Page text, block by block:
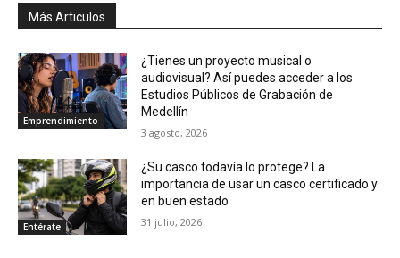
Más Articulos
Emprendimiento
¿Tienes un proyecto musical o
audiovisual? Así puedes acceder a los
Estudios Públicos de Grabación de
Medellín
3 agosto, 2026
Entérate
¿Su casco todavía lo protege? La
importancia de usar un casco certificado y
en buen estado
31 julio, 2026